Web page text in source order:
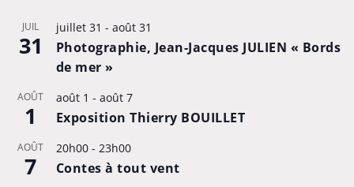
JUIL
31
juillet 31 - août 31
Photographie, Jean-Jacques JULIEN « Bords
de mer »
AOÛT
1
août 1 - août 7
Exposition Thierry BOUILLET
AOÛT
7
20h00- 23h00
Contes à tout vent